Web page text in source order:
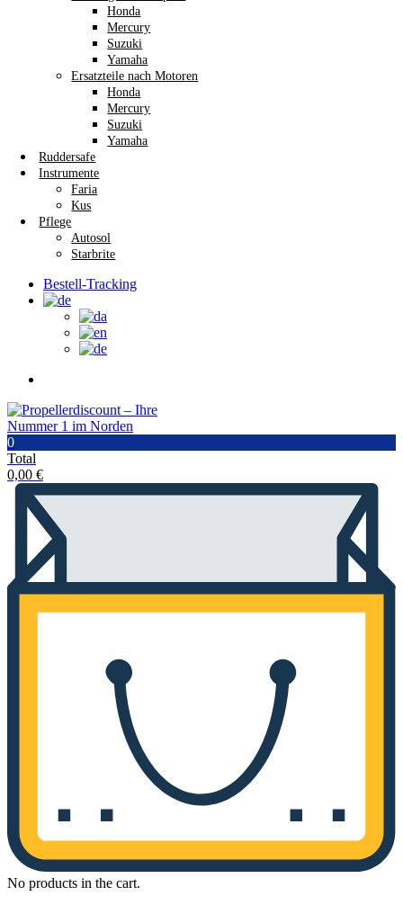
Honda
Mercury
Suzuki
Yamaha
Ersatzteile nach Motoren
Honda
Mercury
Suzuki
Yamaha
Ruddersafe
Instrumente
Faria
Kus
Pflege
Autosol
Starbrite
Bestell-Tracking
0
Total
0,00 €
No products in the cart.